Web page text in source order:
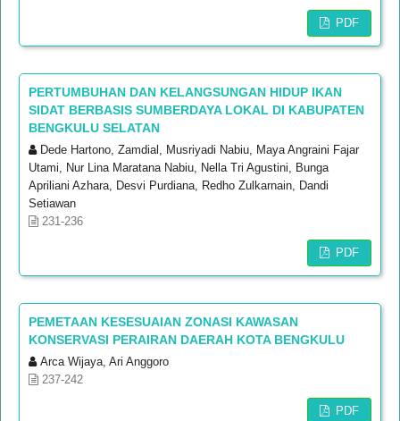
PDF
PERTUMBUHAN DAN KELANGSUNGAN HIDUP IKAN
SIDAT BERBASIS SUMBERDAYA LOKAL DI KABUPATEN
BENGKULU SELATAN
Dede Hartono, Zamdial, Musriyadi Nabiu, Maya Angraini Fajar
Utami, Nur Lina Maratana Nabiu, Nella Tri Agustini, Bunga
Apriliani Azhara, Desvi Purdiana, Redho Zulkarnain, Dandi
Setiawan
231-236
PDF
PEMETAAN KESESUAIAN ZONASI KAWASAN
KONSERVASI PERAIRAN DAERAH KOTA BENGKULU
Arca Wijaya, Ari Anggoro
237-242
PDF